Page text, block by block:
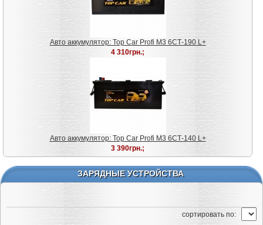
Авто аккумулятор: Top Car Profi M3 6СТ-190 L+
4 310грн.;
Авто аккумулятор: Top Car Profi M3 6СТ-140 L+
3 390грн.;
ЗАРЯДНЫЕ УСТРОЙСТВА
cортировать по: